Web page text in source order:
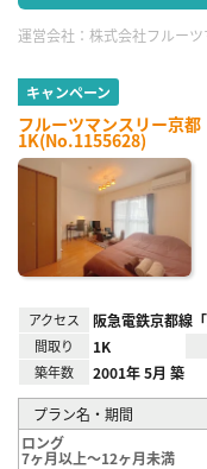
運営会社： 株式会社フルー
キャンペーン
フルーツマンスリー京
1K(No.1155628)
アクセス 阪急電鉄京都線
間取り 1K
築年数 2001年 5月 築
プラン名・期間
ロング
7ヶ月以上～12ヶ月未満